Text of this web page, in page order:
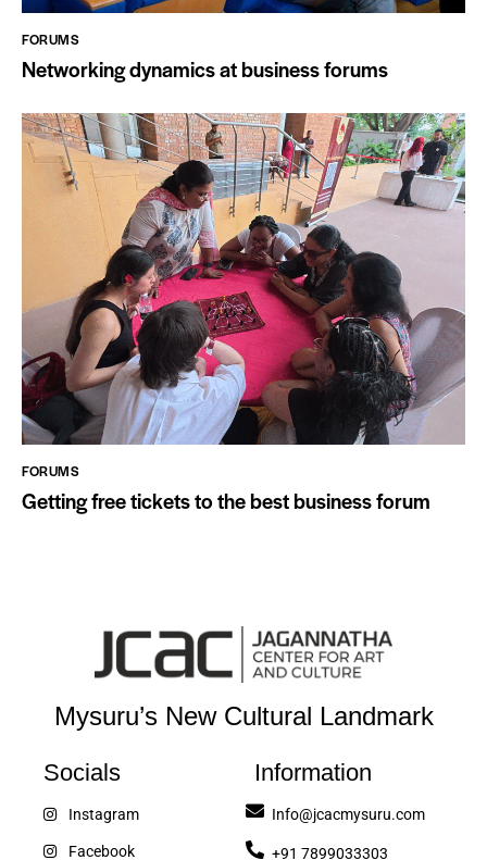
FORUMS
Networking dynamics at business forums
FORUMS
Getting free tickets to the best business forum
Mysuru’s New Cultural Landmark
Socials
Instagram
Facebook
Information
Info@jcacmysuru.com
+91 7899033303